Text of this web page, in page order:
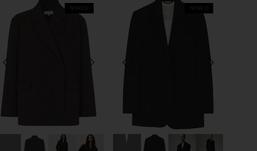
NYHED NYHED